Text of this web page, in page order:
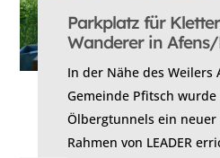
Parkplatz für
Wanderer in
In der Nähe des Weilers
Gemeinde Pfitsch
Ölbergtunnels ein
Rahmen von LEADER